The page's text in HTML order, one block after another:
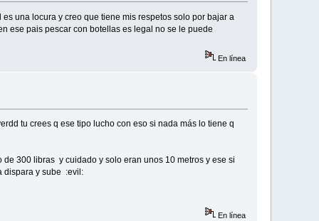
una locura y creo que tiene mis respetos solo por bajar a
ese pais pescar con botellas es legal no se le puede
En línea
tu crees q ese tipo lucho con eso si nada más lo tiene q
300 libras y cuidado y solo eran unos 10 metros y ese si
dispara y sube :evil:
En línea